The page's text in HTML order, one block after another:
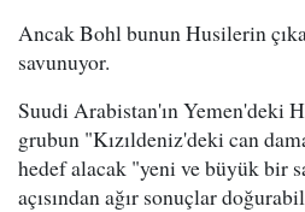
Ancak Bohl bunun Husilerin
savunuyor.
Suudi Arabistan'ın Yemen'deki
grubun "Kızıldeniz'deki can
hedef alacak "yeni ve büyük bir
açısından ağır sonuçlar